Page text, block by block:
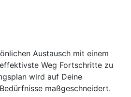
Austausch mit einem
Weg Fortschritte zu
wird auf Deine
maßgeschneidert.